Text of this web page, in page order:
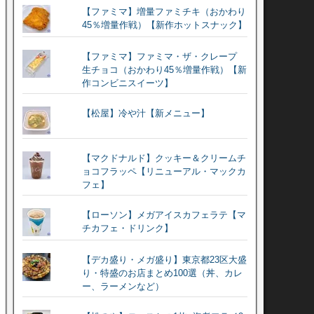
【ファミマ】増量ファミチキ（おかわり
45％増量作戦）【新作ホットスナック】
【ファミマ】ファミマ・ザ・クレープ
生チョコ（おかわり45％増量作戦）【新
作コンビニスイーツ】
【松屋】冷や汁【新メニュー】
【マクドナルド】クッキー＆クリームチ
ョコフラッペ【リニューアル・マックカ
フェ】
【ローソン】メガアイスカフェラテ【マ
チカフェ・ドリンク】
【デカ盛り・メガ盛り】東京都23区大盛
り・特盛のお店まとめ100選（丼、カレ
ー、ラーメンなど）